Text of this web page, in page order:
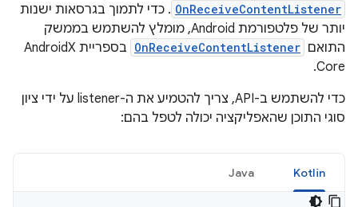
OnReceiveContentListener . כדי לתמוך בגרסאות ישנות
יותר של פלטפורמת Android, מומלץ להשתמש בממשק
התואם OnReceiveContentListener
בספריית AndroidX
Core.
כדי להשתמש ב-API, צריך להטמיע את ה-listener על ידי ציון
סוגי התוכן שהאפליקציה יכולה לטפל בהם:
Kotlin
Java